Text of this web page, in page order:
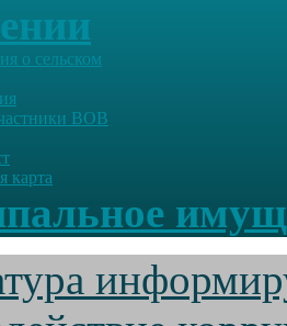
о сельском
ВОВ
карта